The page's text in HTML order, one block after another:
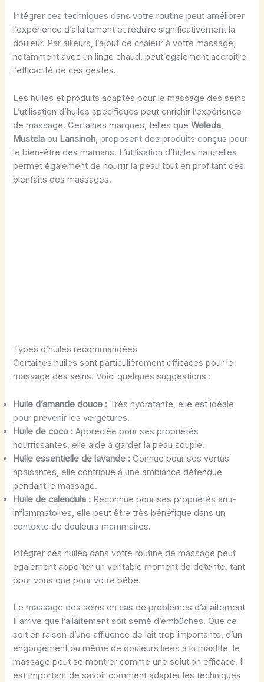
Intégrer ces techniques dans votre routine peut améliorer
l’expérience d’allaitement et réduire significativement la
douleur. Par ailleurs, l’ajout de chaleur à votre massage,
notamment avec un linge chaud, peut également accroître
l’efficacité de ces gestes.
Les huiles et produits adaptés pour le massage des seins
L’utilisation d’huiles spécifiques peut enrichir l’expérience
de massage. Certaines marques, telles queWeleda,
Mustela ou Lansinoh, proposent des produits conçus pour
le bien-être des mamans. L’utilisation d’huiles naturelles
permet également de nourrir la peau tout en profitant des
bienfaits des massages.
Types d’huiles recommandées
Certaines huiles sont particulièrement efficaces pour le
massage des seins. Voici quelques suggestions :
Huile d’amande douce : Très hydratante, elle est idéale
pour prévenir les vergetures.
Huile de coco : Appréciée pour ses propriétés
nourrissantes, elle aide à garder la peau souple.
Huile essentielle de lavande : Connue pour ses vertus
apaisantes, elle contribue à une ambiance détendue
pendant le massage.
Huile de calendula : Reconnue pour ses propriétés anti-
inflammatoires, elle peut être très bénéfique dans un
contexte de douleurs mammaires.
Intégrer ces huiles dans votre routine de massage peut
également apporter un véritable moment de détente, tant
pour vous que pour votre bébé.
Le massage des seins en cas de problèmes d’allaitement
Il arrive que l’allaitement soit semé d’embûches. Que ce
soit en raison d’une affluence de lait trop importante, d’un
engorgement ou même de douleurs liées à la mastite, le
massage peut se montrer comme une solution efficace. Il
est important de savoir comment adapter les techniques